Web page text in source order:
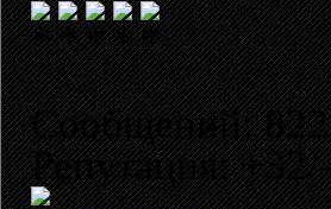
Сообщений: 822
Репутация: